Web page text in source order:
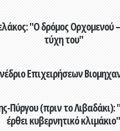
"Ο δρόμος Ορχομενού
τύχη του"
Επιχειρήσεων
Πύργου (πριν το Λιβαδάκι):
έρθει κυβερνητικό κλιμάκιο"